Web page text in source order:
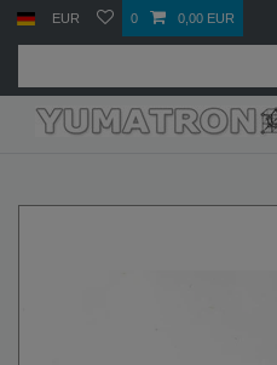
EUR 0 0,00 EUR